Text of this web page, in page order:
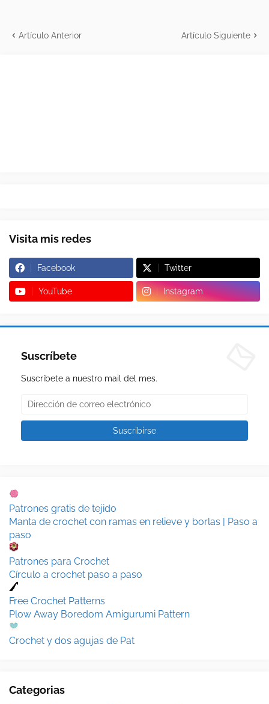
Artículo Anterior Artículo Siguiente
Visita mis redes
Facebook Twitter
YouTube Instagram
Suscríbete
Suscríbete a nuestro mail del mes.
Patrones gratis de tejido
Manta de crochet con ramas en relieve y borlas | Paso a
paso
Patrones para Crochet
Círculo a crochet paso a paso
Free Crochet Patterns
Plow Away Boredom Amigurumi Pattern
Crochet y dos agujas de Pat
Categorias